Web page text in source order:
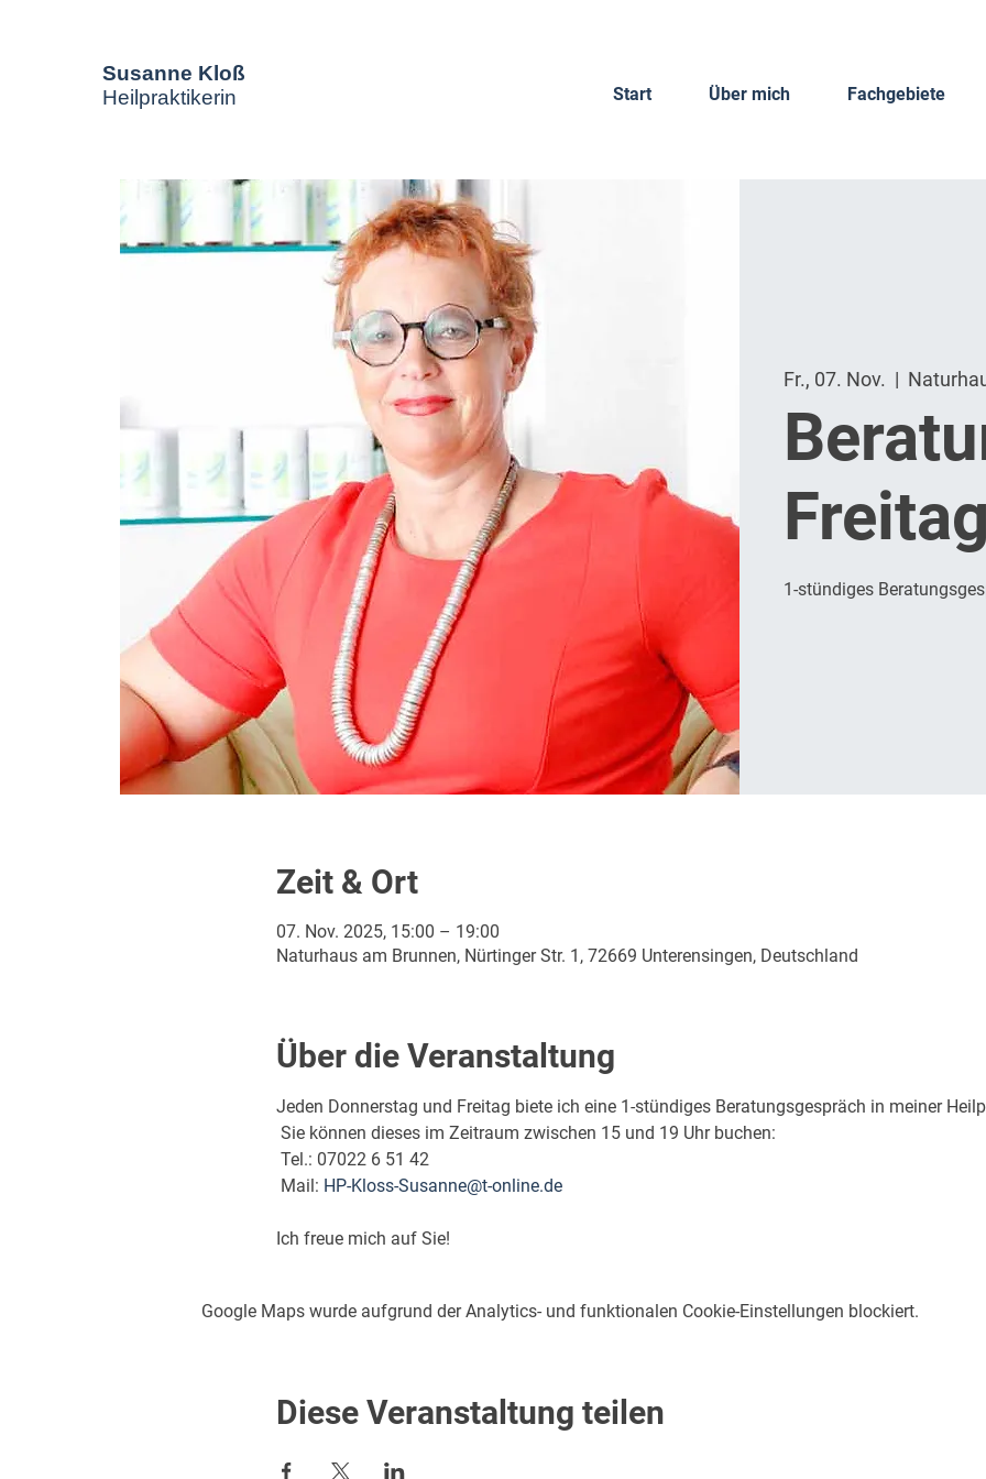
Susanne Kloß
Heilpraktikerin
Start Über mich Fachgebiete
Fr., 07. Nov.
  |
Freitag
1-stündiges
Zeit & Ort
07. Nov. 2025, 15:00 – 19:00
Naturhaus am Brunnen, Nürtinger Str. 1, 72669 Unterensingen, Deutschland
Über die Veranstaltung
Jeden Donnerstag und Freitag biete ich eine 1-stündiges Beratungsgespräch in meiner
Sie können dieses im Zeitraum zwischen 15 und 19 Uhr buchen:
Tel.: 07022 6 51 42
Mail: HP-Kloss-Susanne@t-online.de
Ich freue mich auf Sie!
Google Maps wurde aufgrund der Analytics- und funktionalen Cookie-Einstellungen blockiert.
Diese Veranstaltung teilen